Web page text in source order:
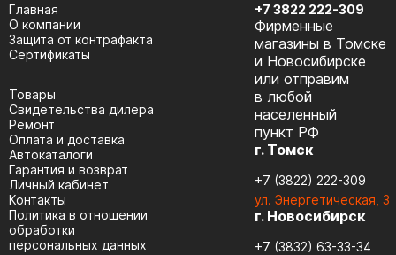
Главная
О компании
Защита от контрафакта
Сертификаты
Товары
Cвидетельства дилера
Ремонт
Оплата и доставка
Автокаталоги
Гарантия и возврат
Личный кабинет
Контакты
Политика в отношении
обработки
персональных данных
+7 3822 222-309
Фирменные
магазины в Томске
и Новосибирске
или отправим
в любой
населенный
пункт РФ
г. Томск
+7 (3822) 222-309
ул. Энергетическая, 3
г. Новосибирск
+7 (3832) 63-33-34